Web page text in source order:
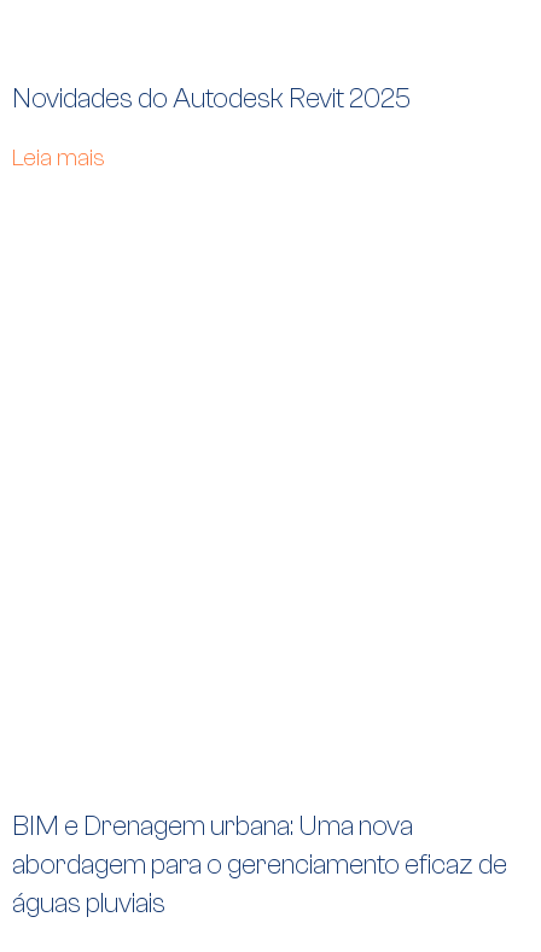
Novidades do Autodesk Revit 2025
Leia mais
BIM e Drenagem urbana: Uma nova
abordagem para o gerenciamento eficaz de
águas pluviais